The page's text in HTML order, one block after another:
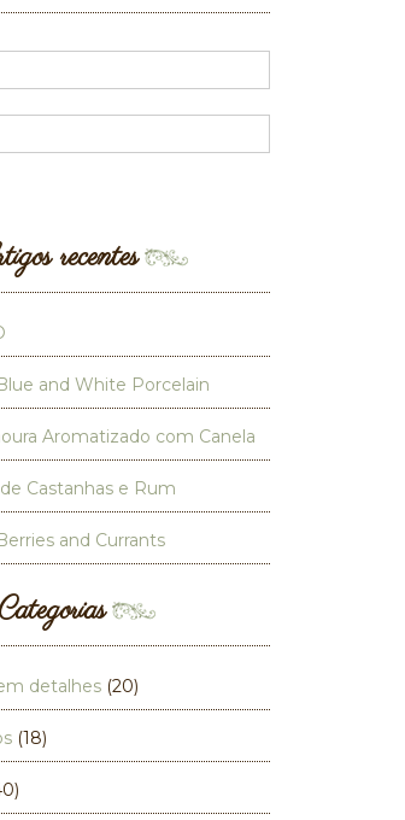
recentes
and White Porcelain
Aromatizado com Canela
Castanhas e Rum
and Currants
detalhes (20)
(18)